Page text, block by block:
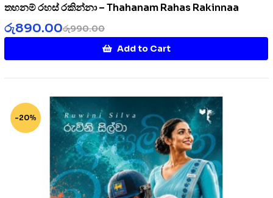
තහනම් රහස් රකින්නා – Thahanam Rahas Rakinnaa
රු990.00
රු890.00
Add to Cart
-20%